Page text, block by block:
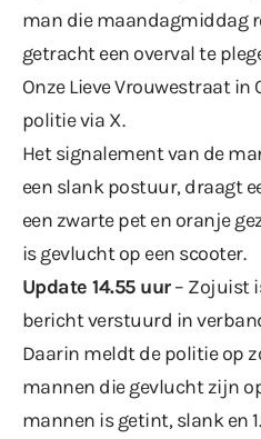
man die maandagmiddag
getracht een overval te
Onze Lieve Vrouwestraat in
politie via X.
Het signalement van de
een slank postuur, draagt
een zwarte pet en oranje
is gevlucht op een scooter.
Update 14.55 uur– Zojuist
bericht verstuurd in
Daarin meldt de politie op
mannen die gevlucht zijn
mannen is getint, slank en